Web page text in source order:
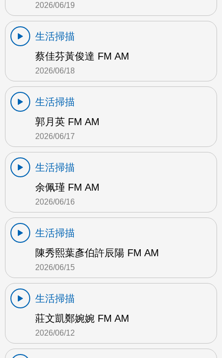
2026/06/19
生活掃描
蔡佳芬黃俊達 FM AM
2026/06/18
生活掃描
郭月英 FM AM
2026/06/17
生活掃描
余佩瑾 FM AM
2026/06/16
生活掃描
陳秀熙葉彥伯許辰陽 FM AM
2026/06/15
生活掃描
莊文凱鄭婉婉 FM AM
2026/06/12